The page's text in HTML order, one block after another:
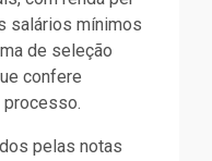
salários mínimos
de seleção
confere
processo.
pelas notas